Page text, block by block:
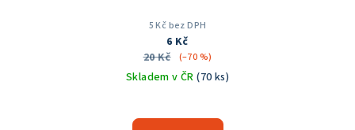
5 Kč bez DPH
6 Kč
20 Kč
(–70 %)
Skladem v ČR(70 ks)